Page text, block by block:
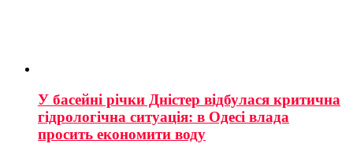
У басейні річки Дністер відбулася критична
гідрологічна ситуація: в Одесі влада
просить економити воду